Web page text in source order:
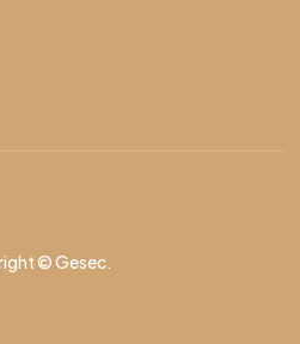
© Gesec.